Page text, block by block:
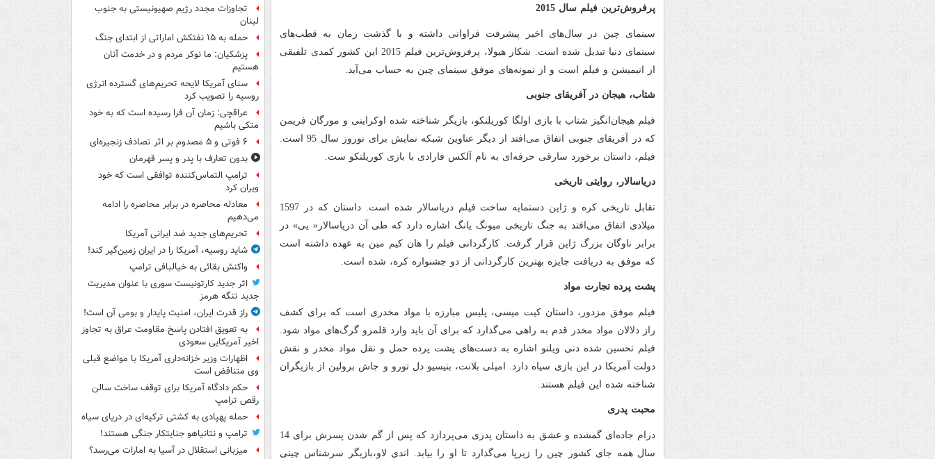
پرفروش‌ترین فیلم سال 2015
سینمای چین در سال‌های اخیر پیشرفت فراوانی داشته و با گذشت زمان به قطب‌های
سینمای دنیا تبدیل شده است. شکار هیولا، پرفروش‌ترین فیلم 2015 این کشور کمدی تلفیقی
از انیمیشن و فیلم است و از نمونه‌های موفق سینمای چین به حساب می‌آید.
شتاب، هیجان در آفریقای جنوبی
فیلم هیجان‌انگیز شتاب با بازی اولگا کوریلنکو، بازیگر شناخته شده اوکراینی و مورگان فریمن
که در آفریقای جنوبی اتفاق می‌افتد از دیگر عناوین شبکه نمایش برای نوروز سال 95 است.
فیلم، داستان برخورد سارقی حرفه‌ای به نام آلکس فارادی با بازی کوریلنکو ست.
دریاسالار، روایتی تاریخی
تقابل تاریخی کره و ژاپن دستمایه ساخت فیلم دریاسالار شده است. داستان که در 1597
میلادی اتفاق می‌افتد به جنگ تاریخی میونگ یانگ اشاره دارد که طی آن دریاسالار« یی» در
برابر ناوگان بزرگ ژاپن قرار گرفت. کارگردانی فیلم را هان کیم مین به عهده داشته است
که موفق به دریافت جایزه بهترین کارگردانی از دو جشنواره کره، شده است.
پشت پرده‌ تجارت مواد
فیلم موفق مزدور، داستان کیت میسی، پلیس مبارزه با مواد مخدری است که برای کشف
راز دلالان مواد مخدر قدم به راهی می‌گذارد که برای آن باید وارد قلمرو گرگ‌های مواد شود.
فیلم تحسین شده دنی ویلنو اشاره به دست‌های پشت پرده حمل و نقل مواد مخدر و نقش
دولت آمریکا در این بازی سیاه دارد. امیلی بلانت، بنیسیو دل تورو و جاش برولین از بازیگران
شناخته شده این فیلم هستند.
محبت پدری
درام جاده‌ای گمشده و عشق به داستان پدری می‌پردازد که پس از گم شدن پسرش برای 14
سال همه جای کشور چین را زیرپا می‌گذارد تا او را بیابد. اندی لاو،بازیگر سرشناس چینی
تجاوزات مجدد رژیم صهیونیستی به جنوب
لبنان
حمله به ۱۵ نفتکش‌ اماراتی از ابتدای جنگ
پزشکیان: ما نوکر مردم و در خدمت آنان
هستیم
سنای آمریکا لایحه تحریم‌های گسترده انرژی
روسیه را تصویب کرد
عراقچی: زمان آن فرا رسیده است که به خود
متکی باشیم
۶ فوتی و ۵ مصدوم بر اثر تصادف زنجیره‌ای
بدون تعارف با پدر و پسر قهرمان
ترامپ التماس‌کننده توافقی است که خود
ویران کرد
معادله محاصره در برابر محاصره را ادامه
می‌دهیم
تحریم‌های جدید ضد ایرانی آمریکا
شاید روسیه، آمریکا را در ایران زمین‌گیر کند!
واکنش بقائی به خیالبافی ترامپ
اثر جدید کارتونیست سوری با عنوان مدیریت
جدید تنگه هرمز
راز قدرت ایران، امنیت پایدار و بومی آن است!
به تعویق افتادن پاسخ مقاومت عراق به تجاوز
اخیر آمریکایی سعودی
اظهارات وزیر خزانه‌داری آمریکا با مواضع قبلی
وی متناقض است
حکم دادگاه آمریکا برای توقف ساخت سالن
رقص ترامپ
حمله پهپادی به کشتی ترکیه‌ای در دریای سیاه
ترامپ و نتانیاهو جنایتکار جنگی هستند!
میزبانی استقلال در آسیا به امارات می‌رسد؟